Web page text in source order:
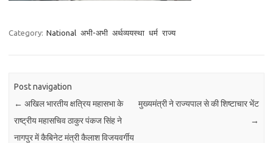
Category: National अभी-अभी अर्थव्ययस्था धर्म राज्य
Post navigation
← अखिल भारतीय क्षत्रिय महासभा के
राष्ट्रीय महासचिव ठाकुर पंकज सिंह ने
नागपुर में कैबिनेट मंत्री कैलाश विजयवर्गीय
मुख्यमंत्री ने राज्यपाल से की शिष्टाचार भेंट
→